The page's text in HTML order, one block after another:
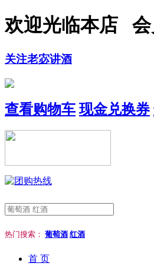
欢迎
关注老宓讲酒
查看购物车 现金兑换券
热门搜索： 葡萄酒 红酒
首 页